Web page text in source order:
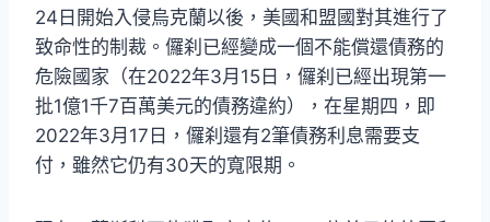
24日開始入侵烏克蘭以後，美國和盟國對其進行了
致命性的制裁。儸刹已經變成一個不能償還債務的
危險國家（在2022年3月15日，儸刹已經出現第一
批1億1千7百萬美元的債務違約），在星期四，即
2022年3月17日，儸刹還有2筆債務利息需要支
付，雖然它仍有30天的寬限期。